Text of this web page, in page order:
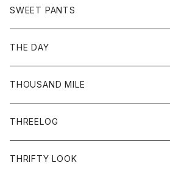
ワンピース
リング
サンダル
アウター
Ｇジャン
ボトム
ジーンズ
SWEET PANTS
ボトム
ショートパンツ
THE DAY
トップス
Tシャツ
THOUSAND MILE
THREELOG
トップス
THRIFTY LOOK